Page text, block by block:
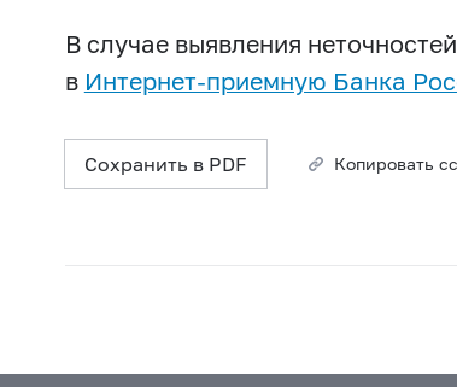
В случае выявления
в Интернет-приемную Банка
Сохранить в PDF Копировать